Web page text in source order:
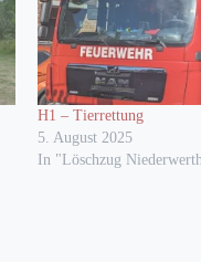
H1 – Tierrettung
5. August 2025
In "Löschzug